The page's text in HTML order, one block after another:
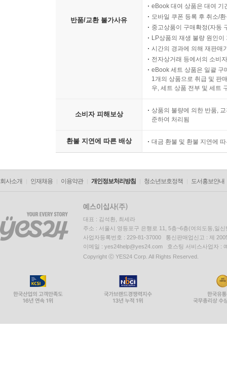
반품/교환 불가사유
eBook 대여 상품은 대여 기
모바일 쿠폰 등록 후 취소/
중고상품이 구매확정(자동
LP상품의 재생 불량 원인
시간의 경과에 의해 재판매
전자상거래 등에서의 소비
eBook 세트 상품은 일괄 구
1개의 상품으로 취급 및 판
우, 세트 상품 전부 및 세트
소비자 피해보상
상품의 불량에 의한 반품,
준하여 처리됨
환불 지연에 따른 배상 대금 환불 및 환불 지연에
회사소개 인재채용 이용약관 개인정보처리방침 청소년보호정책 도서홍보안내
대표 : 김석환, 최세라
주소 : 서울시 영등포구 은행로 11, 5층~6층(여의도동,일신
사업자등록번호 : 229-81-37000 통신판매업신고 : 제
이메일 : yes24help@yes24.com 호스팅 서비스사업자 :
Copyright ⓒ YES24 Corp. All Rights Reserved.